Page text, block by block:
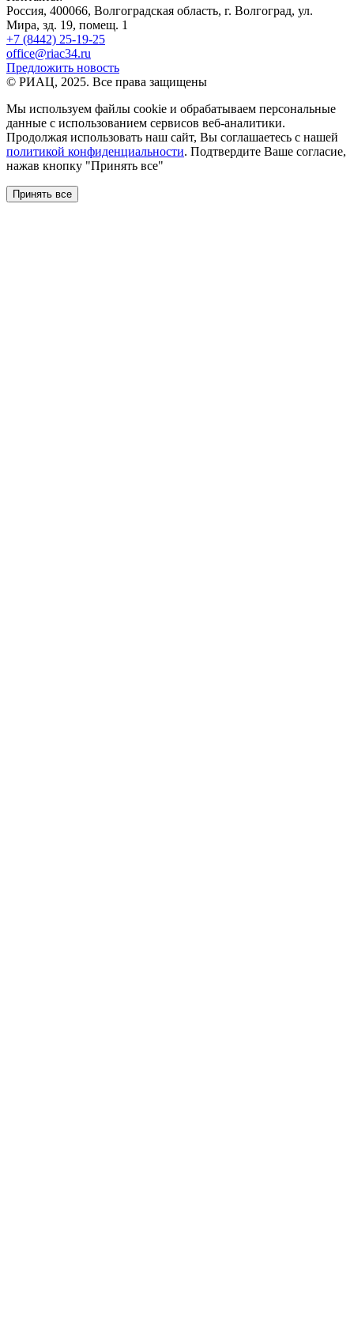
Россия, 400066, Волгоградская область, г. Волгоград, ул.
Мира, зд. 19, помещ. 1
+7 (8442) 25-19-25
office@riac34.ru
Предложить новость
© РИАЦ, 2025. Все права защищены
Мы используем файлы сookie и обрабатываем персональные
данные с использованием сервисов веб-аналитики.
Продолжая использовать наш сайт, Вы соглашаетесь с нашей
политикой конфиденциальности. Подтвердите Ваше согласие,
нажав кнопку "Принять все"
Принять все